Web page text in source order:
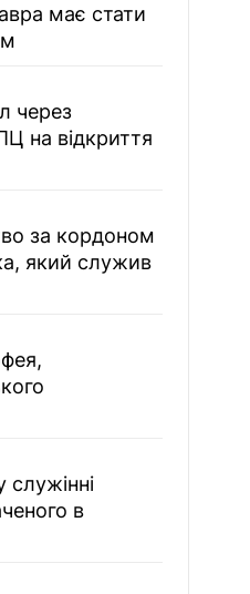
має стати
через
на відкриття
за кордоном
який служив
служінні
в